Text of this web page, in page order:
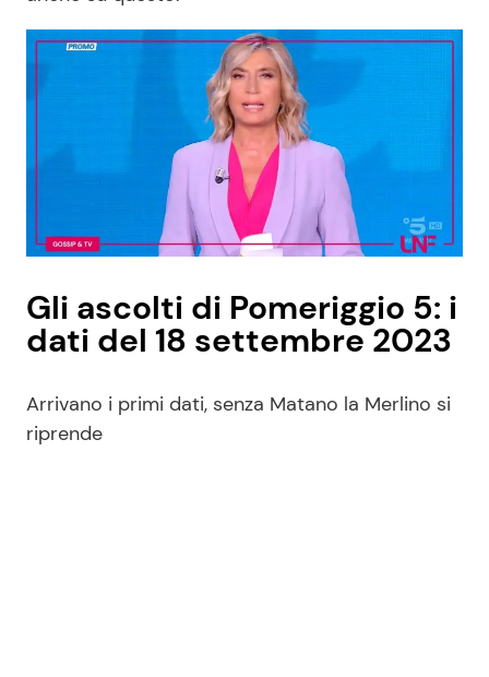
Gli ascolti di Pomeriggio 5: i
dati del 18 settembre 2023
Arrivano i primi dati, senza Matano la Merlino si
riprende